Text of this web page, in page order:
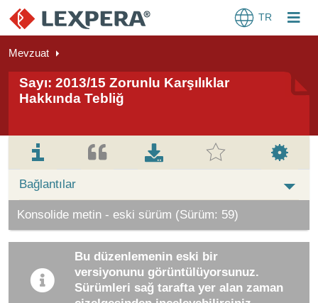
TR
Mevzuat
Sayı: 2013/15 Zorunlu Karşılıklar
Hakkında Tebliğ
Bağlantılar
Konsolide metin - eski sürüm (Sürüm: 59)
Bu düzenlemenin eski bir
versiyonunu görüntülüyorsunuz.
Sürümleri sağ tarafta yer alan zaman